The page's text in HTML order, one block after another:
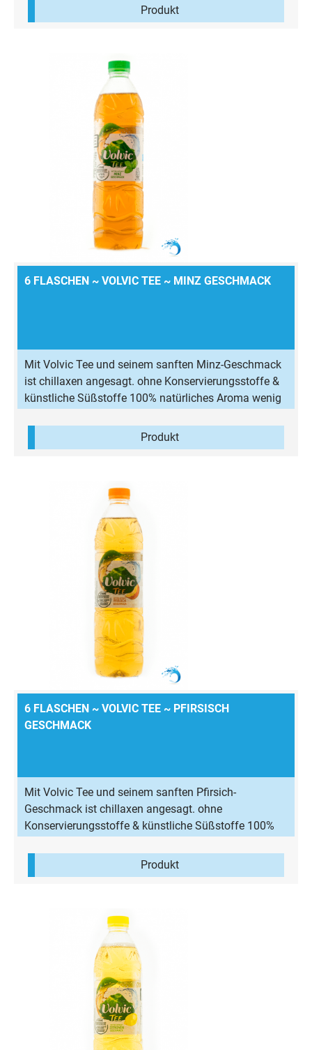
Produkt
6 FLASCHEN ~ VOLVIC TEE ~ MINZ GESCHMACK
Mit Volvic Tee und seinem sanften Minz-Geschmack
ist chillaxen angesagt. ohne Konservierungsstoffe &
künstliche Süßstoffe 100% natürliches Aroma wenig
Produkt
6 FLASCHEN ~ VOLVIC TEE ~ PFIRSISCH
GESCHMACK
Mit Volvic Tee und seinem sanften Pfirsich-
Geschmack ist chillaxen angesagt. ohne
Konservierungsstoffe & künstliche Süßstoffe 100%
Produkt